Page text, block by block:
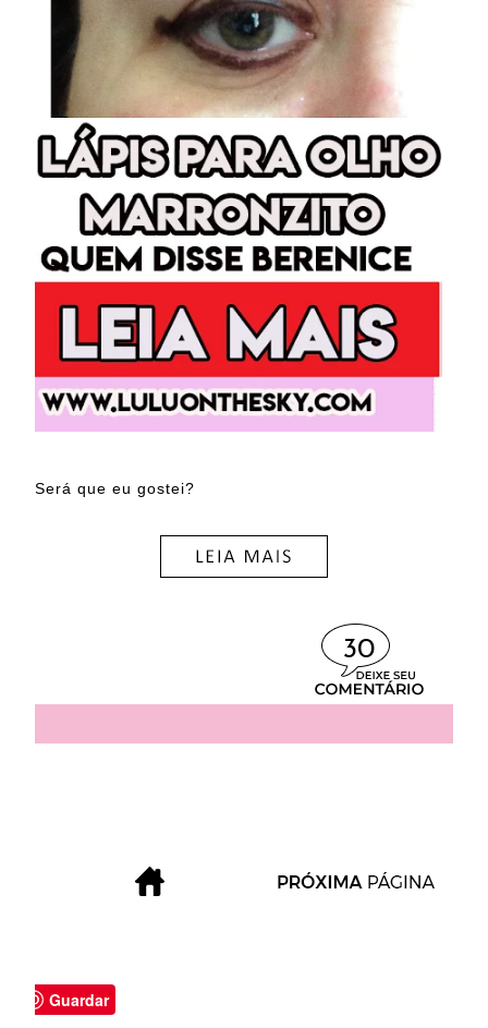
Será que eu gostei?
30
Guardar